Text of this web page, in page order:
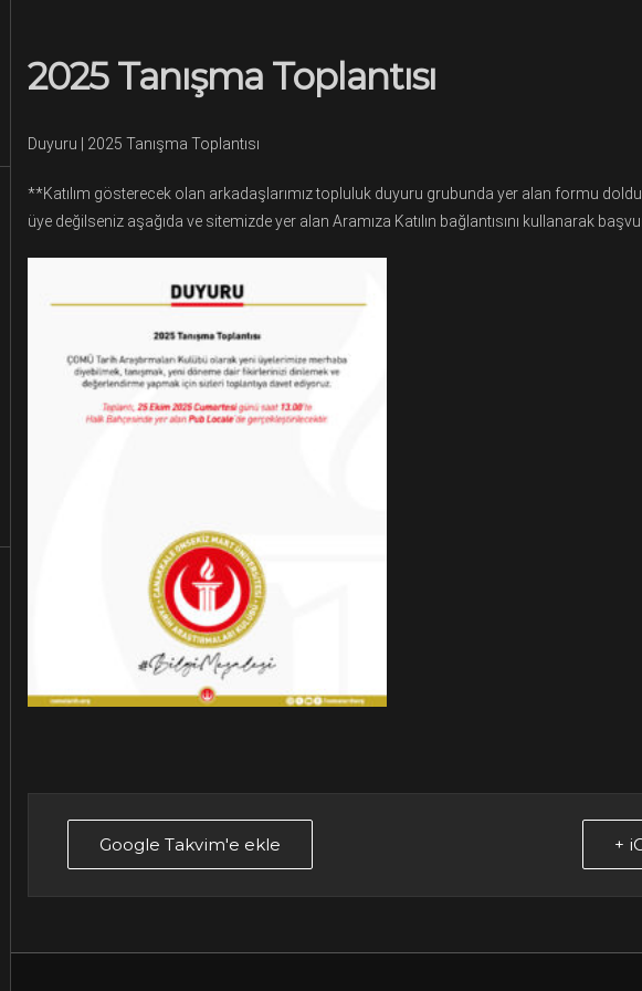
2025 Tanışma Toplantısı
Duyuru | 2025 Tanışma Toplantısı
**Katılım gösterecek olan arkadaşlarımız topluluk duyuru grubunda yer alan formu
üye değilseniz aşağıda ve sitemizde yer alan Aramıza Katılın bağlantısını kullanarak
Google Takvim'e ekle +